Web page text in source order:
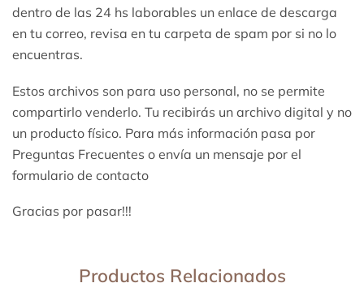
dentro de las 24 hs laborables un enlace de descarga
en tu correo, revisa en tu carpeta de spam por si no lo
encuentras.
Estos archivos son para uso personal, no se permite
compartirlo venderlo. Tu recibirás un archivo digital y no
un producto físico. Para más información pasa por
Preguntas Frecuentes o envía un mensaje por el
formulario de contacto
Gracias por pasar!!!
Productos Relacionados